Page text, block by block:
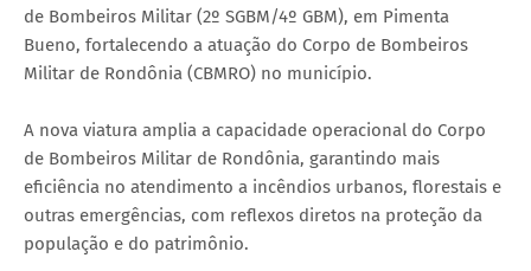
de Bombeiros Militar (2º SGBM/4º GBM), em Pimenta
Bueno, fortalecendo a atuação do Corpo de Bombeiros
Militar de Rondônia (CBMRO) no município.
A nova viatura amplia a capacidade operacional do Corpo
de Bombeiros Militar de Rondônia, garantindo mais
eficiência no atendimento a incêndios urbanos, florestais e
outras emergências, com reflexos diretos na proteção da
população e do patrimônio.